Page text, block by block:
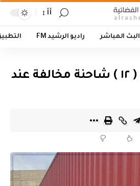
أأ
البث المباشر راديو الرشيد FM
الكمارك: ضبط ( ١٢ ) شاحنة مخالفة عند